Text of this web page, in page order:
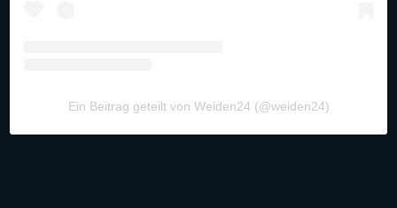
Ein Beitrag geteilt von Weiden24 (@weiden24)